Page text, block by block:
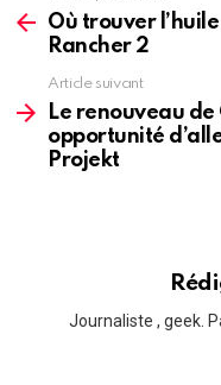
moreOù trouver
Rancher 2
Article suivant
Le renouveau
opportunité
Projekt
Journaliste , geek.